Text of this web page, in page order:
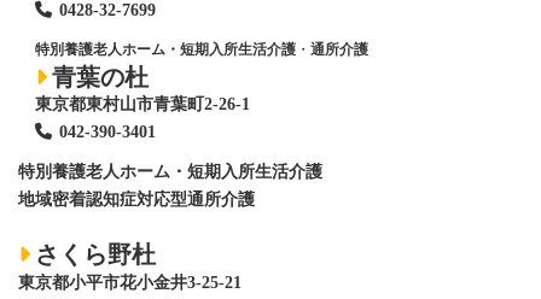
0428-32-7699
特別養護老人ホーム・短期入所生活介護 ・ 通所介護
青葉の杜
東京都東村山市青葉町2-26-1
042-390-3401
特別養護老人ホーム ・短期入所生活介護
地域密着認知症対応型通所介護
さくら野杜
東京都小平市花小金井3-25-21